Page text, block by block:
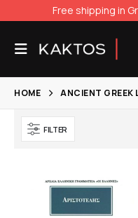
Free shipping in
HOME ANCIENT GREEK
FILTER